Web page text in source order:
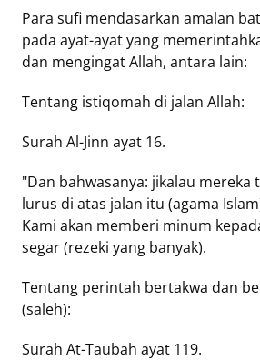
Para sufi mendasarkan amalan
pada ayat-ayat yang
dan mengingat Allah, antara lain:
Tentang istiqomah di jalan Allah:
Surah Al-Jinn ayat 16.
"Dan bahwasanya: jikalau mereka
lurus di atas jalan itu (agama
Kami akan memberi minum
segar (rezeki yang banyak).
Tentang perintah bertakwa dan
(saleh):
Surah At-Taubah ayat 119.